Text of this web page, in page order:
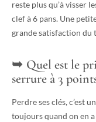
reste plus qu’à visser
clef à 6 pans. Une
grande satisfaction du
Quel est le
serrure à 3
Perdre ses clés, c’est
toujours quand on en